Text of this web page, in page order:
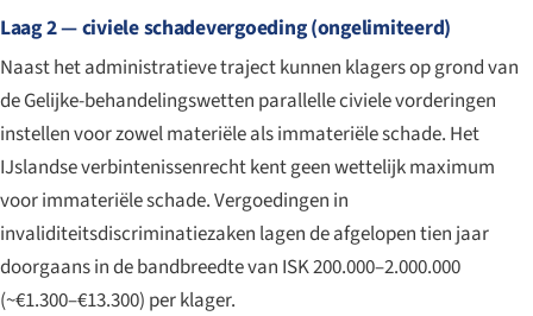
Laag 2 — civiele schadevergoeding (ongelimiteerd)
Naast het administratieve traject kunnen klagers op grond van
de Gelijke-behandelingswetten parallelle civiele vorderingen
instellen voor zowel materiële als immateriële schade. Het
IJslandse verbintenissenrecht kent geen wettelijk maximum
voor immateriële schade. Vergoedingen in
invaliditeitsdiscriminatiezaken lagen de afgelopen tien jaar
doorgaans in de bandbreedte van ISK 200.000–2.000.000
(~€1.300–€13.300) per klager.